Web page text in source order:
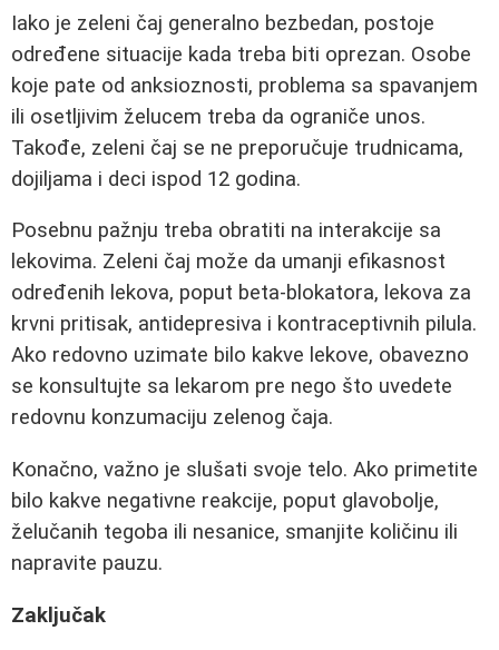
Iako je zeleni čaj generalno bezbedan, postoje
određene situacije kada treba biti oprezan. Osobe
koje pate od anksioznosti, problema sa spavanjem
ili osetljivim želucem treba da ograniče unos.
Takođe, zeleni čaj se ne preporučuje trudnicama,
dojiljama i deci ispod 12 godina.
Posebnu pažnju treba obratiti na interakcije sa
lekovima. Zeleni čaj može da umanji efikasnost
određenih lekova, poput beta-blokatora, lekova za
krvni pritisak, antidepresiva i kontraceptivnih pilula.
Ako redovno uzimate bilo kakve lekove, obavezno
se konsultujte sa lekarom pre nego što uvedete
redovnu konzumaciju zelenog čaja.
Konačno, važno je slušati svoje telo. Ako primetite
bilo kakve negativne reakcije, poput glavobolje,
želučanih tegoba ili nesanice, smanjite količinu ili
napravite pauzu.
Zaključak